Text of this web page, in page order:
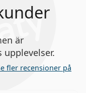
är
fler recensioner på